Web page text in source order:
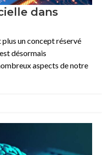
dans
plus un concept réservé
désormais
aspects de notre